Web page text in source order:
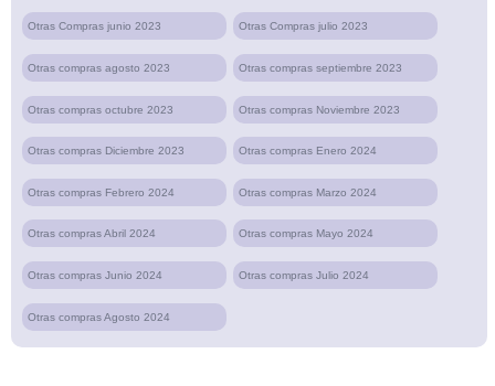
Otras Compras junio 2023 Otras Compras julio 2023
Otras compras agosto 2023 Otras compras septiembre 2023
Otras compras octubre 2023 Otras compras Noviembre 2023
Otras compras Diciembre 2023 Otras compras Enero 2024
Otras compras Febrero 2024 Otras compras Marzo 2024
Otras compras Abril 2024 Otras compras Mayo 2024
Otras compras Junio 2024 Otras compras Julio 2024
Otras compras Agosto 2024